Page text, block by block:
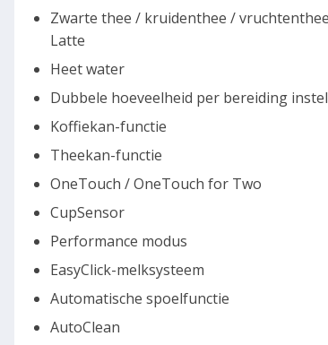
Zwarte thee / kruidenthee /
Latte
Heet water
Dubbele hoeveelheid per bereiding
Koffiekan-functie
Theekan-functie
OneTouch / OneTouch for Two
CupSensor
Performance modus
EasyClick-melksysteem
Automatische spoelfunctie
AutoClean